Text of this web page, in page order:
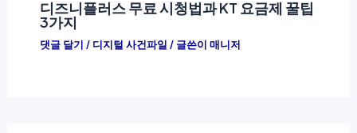
디즈니플러스 무료 시청법과 KT 요금제 꿀팁
3가지
댓글 달기 / 디지털 사건파일 / 글쓴이 매니저